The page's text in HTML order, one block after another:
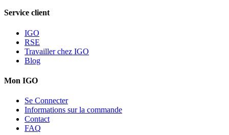
Service client
IGO
RSE
Travailler chez IGO
Blog
Mon IGO
Se Connecter
Informations sur la commande
Contact
FAQ